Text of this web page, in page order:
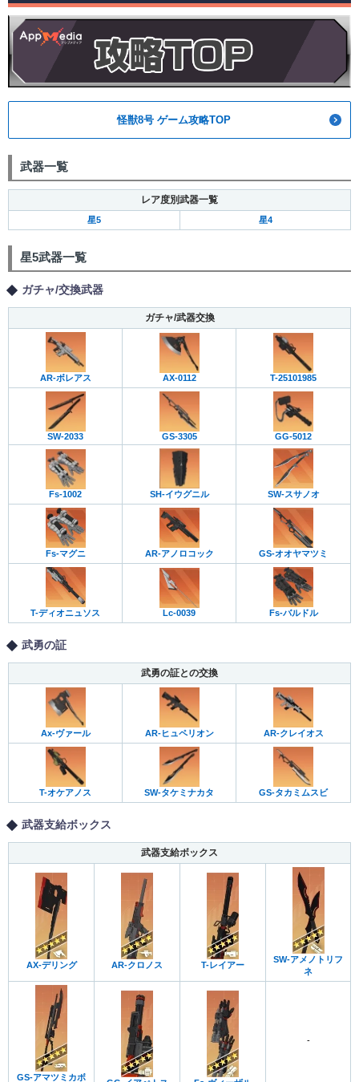
怪獣8号 ゲーム攻略TOP
武器一覧
レア度別武器一覧
星5 星4
星5武器一覧
ガチャ/交換武器
ガチャ/武器交換
AR-ボレアス AX-0112 T-25101985
SW-2033 GS-3305 GG-5012
Fs-1002 SH-イウグニル SW-スサノオ
Fs-マグニ AR-アノロコック GS-オオヤマツミ
T-ディオニュソス Lc-0039 Fs-バルドル
武勇の証
武勇の証との交換
Ax-ヴァール AR-ヒュペリオン AR-クレイオス
T-オケアノス SW-タケミナカタ GS-タカミムスビ
武器支給ボックス
武器支給ボックス
AX-デリング AR-クロノス T-レイアー
SW-アメノトリフ
ネ
GS-アマツミカボ
-